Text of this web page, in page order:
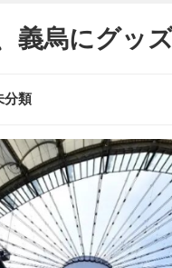
義烏にグッ
分類